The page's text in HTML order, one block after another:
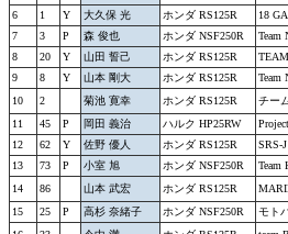
6
1 Y 大久保 光 ホンダ RS125R
18
7
3 P 森 俊也 ホンダ NSF250R
Team
8
20 Y 山田 誓己 ホンダ RS125R
9
8 Y 山本 剛大 ホンダ RS125R
Team
10
2 菊池 寛幸 ホンダ RS125R
チー
11
45 P 岡田 義治 ハルク HP25RW
12
62 Y 佐野 優人 ホンダ RS125R
SRS-J
13
73 P 小室 旭 ホンダ NSF250R
Team
14
86 山本 武宏 ホンダ RS125R
15
25 P 高杉 奈緒子 ホンダ NSF250R
モト